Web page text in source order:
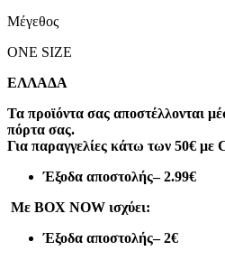
Μέγεθος
ONE SIZE
ΕΛΛΑΔΑ
Τα προϊόντα σας αποστέλλονται
πόρτα σας.
Για παραγγελίες κάτω των 50€ με
Έξοδα αποστολής– 2.99€
Με BOX NOW ισχύει:
Έξοδα αποστολής– 2€